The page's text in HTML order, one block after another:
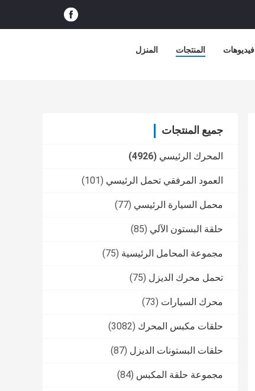
المنزل المنتجات فيديوهات
جميع المنتجات
المحرك الرئيسي (4926)
العمود المرفقي تحمل الرئيسي (101)
محمل السيارة الرئيسي (77)
حلقة البستون الآلي (85)
مجموعة المحامل الرئيسية (75)
تحمل محرك الديزل (75)
محرك السيارات (73)
حلقات مكبس المحرك (3082)
حلقات البستونات الديزل (87)
مجموعة حلقة المكبس (84)